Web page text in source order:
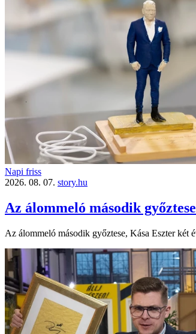
Napi friss
2026. 08. 07. story.hu
Az álommeló második
Az álommeló második győztese, Kása Eszter